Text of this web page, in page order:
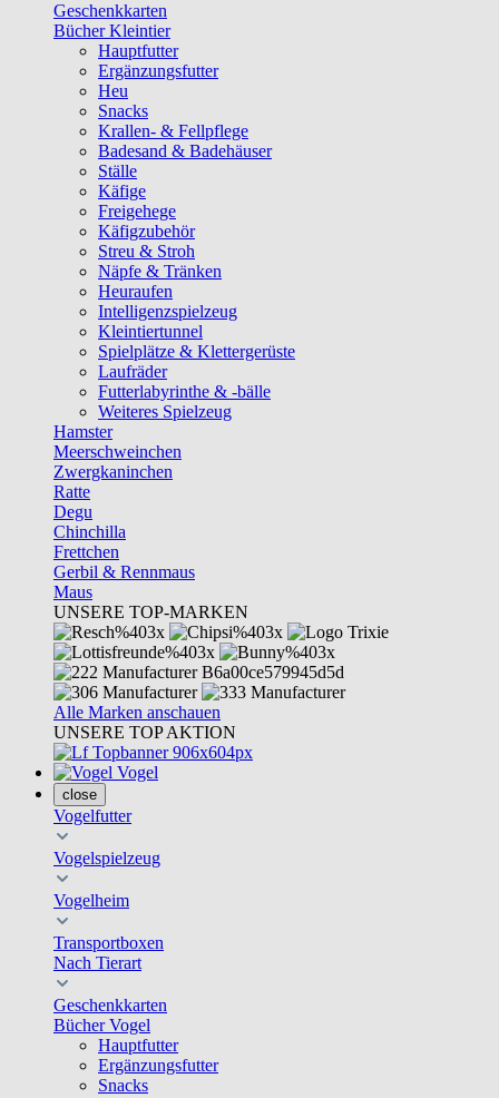
Geschenkkarten
Bücher Kleintier
Hauptfutter
Ergänzungsfutter
Heu
Snacks
Krallen- & Fellpflege
Badesand & Badehäuser
Ställe
Käfige
Freigehege
Käfigzubehör
Streu & Stroh
Näpfe & Tränken
Heuraufen
Intelligenzspielzeug
Kleintiertunnel
Spielplätze & Klettergerüste
Laufräder
Futterlabyrinthe & -bälle
Weiteres Spielzeug
Hamster
Meerschweinchen
Zwergkaninchen
Ratte
Degu
Chinchilla
Frettchen
Gerbil & Rennmaus
Maus
UNSERE TOP-MARKEN
Alle Marken anschauen
UNSERE TOP AKTION
Vogel
close
Vogelfutter
Vogelspielzeug
Vogelheim
Transportboxen
Nach Tierart
Geschenkkarten
Bücher Vogel
Hauptfutter
Ergänzungsfutter
Snacks